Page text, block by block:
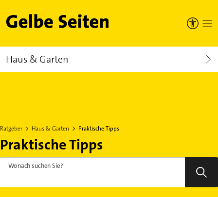
Gelbe Seiten
Haus & Garten
Ratgeber Haus & Garten Praktische Tipps
Praktische Tipps
Wonach suchen Sie?